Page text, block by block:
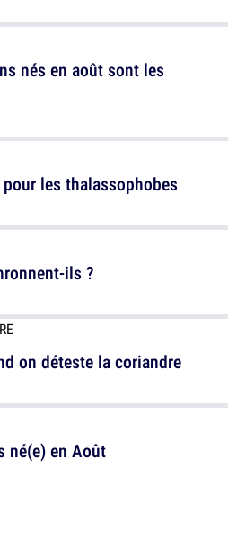
les thalassophobes
on déteste la coriandre
nés en août sont les
ils ?
né(e) en Août